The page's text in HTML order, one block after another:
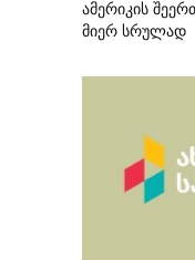
ამერიკის
მიერ სრულად